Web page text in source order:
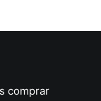
comprar